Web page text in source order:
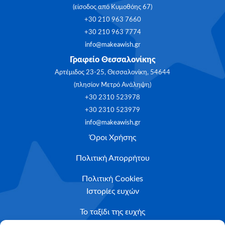
(είσοδος από Κυμοθόης 67)
+30 210 963 7660
+30 210 963 7774
info@makeawish.gr
Γραφείο Θεσσαλονίκης
Αρτέμιδος 23-25, Θεσσαλονίκη, 54644
(πλησίον Μετρό Ανάληψη)
+30 2310 523978
+30 2310 523979
info@makeawish.gr
Όροι Χρήσης
Πολιτική Απορρήτου
Πολιτική Cookies
Ιστορίες ευχών
Το ταξίδι της ευχής